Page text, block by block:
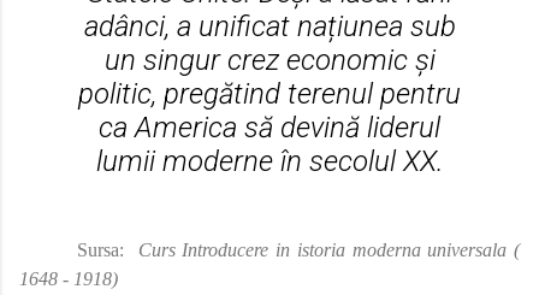
adânci, a unificat națiunea sub
un singur crez economic și
politic, pregătind terenul pentru
ca America să devină liderul
lumii moderne în secolul XX.
Sursa: Curs Introducere in istoria moderna universala (
1648 - 1918)